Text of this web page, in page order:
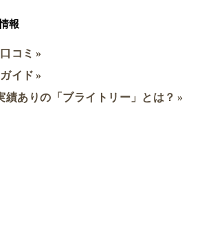
報
コミ
イド
ありの「ブライトリー」とは？